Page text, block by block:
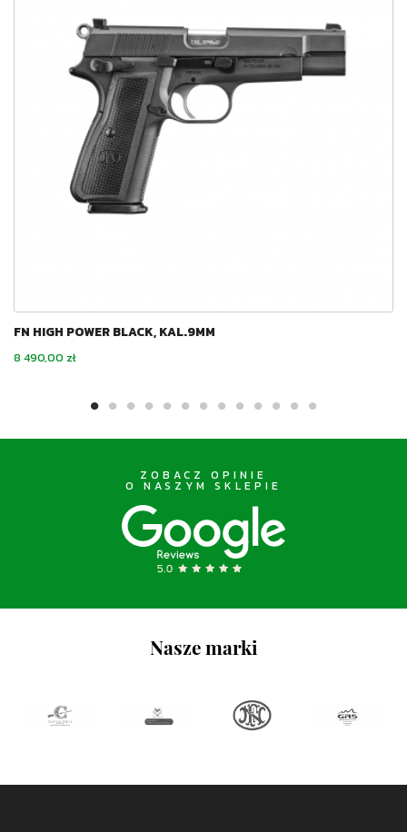
FN HIGH POWER BLACK, KAL.9MM
Cena
8 490,00 zł
ZOBACZ OPINIE
O NASZYM SKLEPIE
Nasze marki